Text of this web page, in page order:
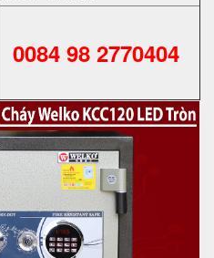
0084 98 2770404